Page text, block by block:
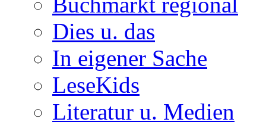
Dies u. das
In eigener Sache
LeseKids
Literatur u. Medien